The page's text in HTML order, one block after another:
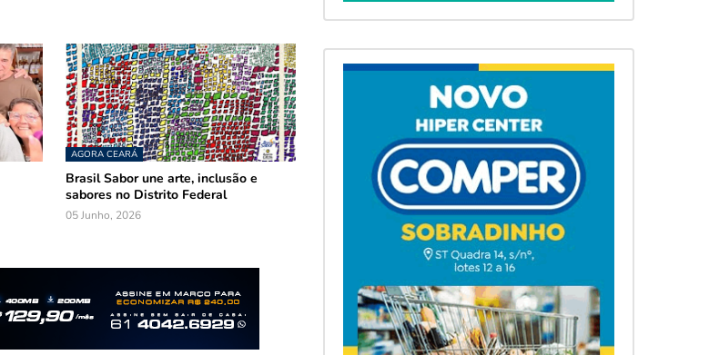
AGORA CEARÁ
Brasil Sabor une arte, inclusão e
sabores no Distrito Federal
05 Junho, 2026